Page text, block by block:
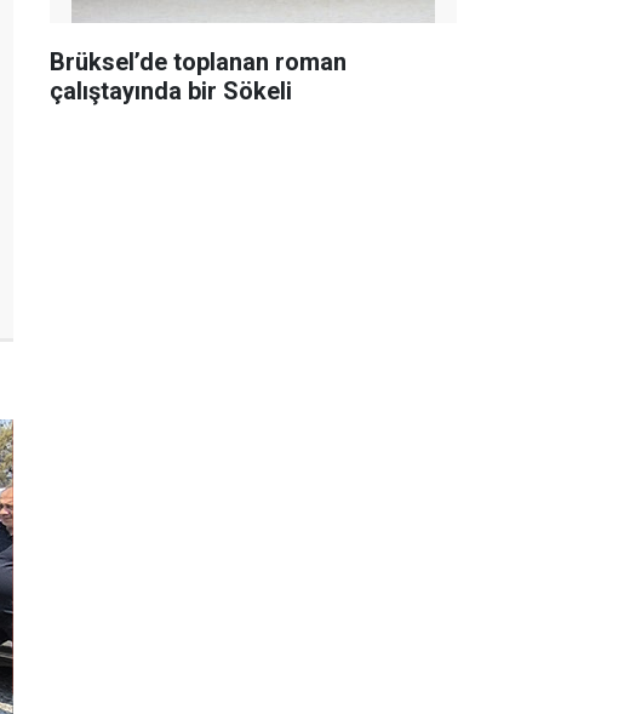
Brüksel’de toplanan roman
çalıştayında bir Sökeli